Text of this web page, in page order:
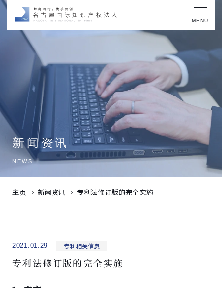
MENU
新闻资讯
NEWS
主页 新闻资讯 专利法修订版的完全实施
2021.01.29 专利相关信息
专利法修订版的完全实施